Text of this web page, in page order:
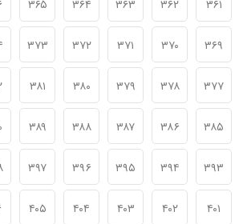
۳۶۱ ۳۶۲ ۳۶۳ ۳۶۴ ۳۶۵
۳۶۹ ۳۷۰ ۳۷۱ ۳۷۲ ۳۷۳
۳۷۷ ۳۷۸ ۳۷۹ ۳۸۰ ۳۸۱
۳۸۵ ۳۸۶ ۳۸۷ ۳۸۸ ۳۸۹
۳۹۳ ۳۹۴ ۳۹۵ ۳۹۶ ۳۹۷
۴۰۱ ۴۰۲ ۴۰۳ ۴۰۴ ۴۰۵